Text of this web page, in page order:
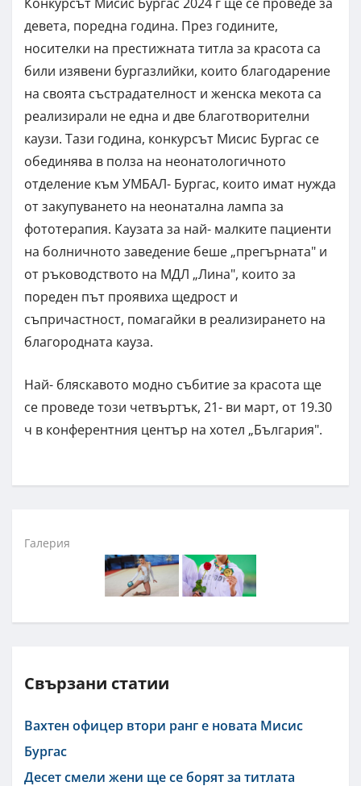
Конкурсът Мисис Бургас 2024 г ще се проведе за
девета, поредна година. През годините,
носителки на престижната титла за красота са
били изявени бургазлийки, които благодарение
на своята състрадателност и женска мекота са
реализирали не една и две благотворителни
каузи. Тази година, конкурсът Мисис Бургас се
обединява в полза на неонатологичното
отделение към УМБАЛ- Бургас, които имат нужда
от закупуването на неонатална лампа за
фототерапия. Каузата за най- малките пациенти
на болничното заведение беше „прегърната" и
от ръководството на МДЛ „Лина", които за
пореден път проявиха щедрост и
съпричастност, помагайки в реализирането на
благородната кауза.
Най- бляскавото модно събитие за красота ще
се проведе този четвъртък, 21- ви март, от 19.30
ч в конферентния център на хотел „България".
Галерия
Свързани статии
Вахтен офицер втори ранг е новата Мисис
Бургас
Десет смели жени ще се борят за титлата